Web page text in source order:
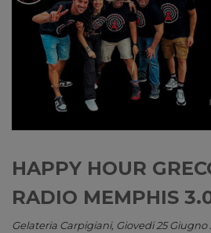
HAPPY HOUR
RADIO MEMPHIS
Gelateria Carpigiani, Giovedi 25 Giugno